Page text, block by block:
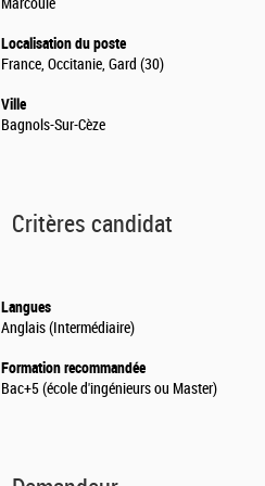
Marcoule
Localisation du poste
France, Occitanie, Gard (30)
Ville
Bagnols-Sur-Cèze
Critères candidat
Langues
Anglais (Intermédiaire)
Formation recommandée
Bac+5 (école d'ingénieurs ou Master)